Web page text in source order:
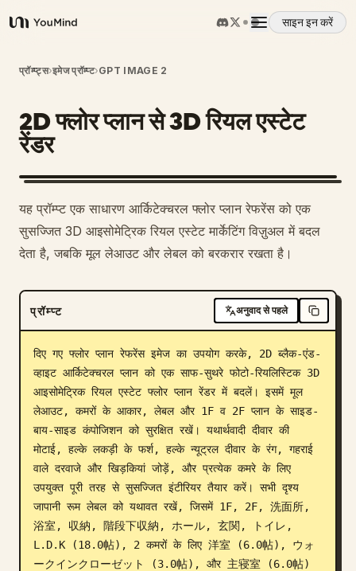
YouMind
साइन इन करें
अवलोकन
उपयोग के मामले
कौशल
प्रॉम्प्ट
डाउनलोड
ब्लॉग
अपडेट
प्रॉम्प्ट्स›इमेज प्रॉम्प्ट›GPT IMAGE 2
2D फ्लोर प्लान से 3D रियल एस्टेट
रेंडर
यह प्रॉम्प्ट एक साधारण आर्किटेक्चरल फ्लोर प्लान रेफरेंस को एक
सुसज्जित 3D आइसोमेट्रिक रियल एस्टेट मार्केटिंग विज़ुअल में बदल
देता है, जबकि मूल लेआउट और लेबल को बरकरार रखता है।
प्रॉम्प्ट अनुवाद से पहले
दिए गए फ्लोर प्लान रेफरेंस इमेज का उपयोग करके, 2D ब्लैक-एंड-
व्हाइट आर्किटेक्चरल प्लान को एक साफ-सुथरे फोटो-रियलिस्टिक 3D
आइसोमेट्रिक रियल एस्टेट फ्लोर प्लान रेंडर में बदलें। इसमें मूल
लेआउट, कमरों के आकार, लेबल और 1F व 2F प्लान के साइड-
बाय-साइड कंपोजिशन को सुरक्षित रखें। यथार्थवादी दीवार की
मोटाई, हल्के लकड़ी के फर्श, हल्के न्यूट्रल दीवार के रंग, गहराई
वाले दरवाजे और खिड़कियां जोड़ें, और प्रत्येक कमरे के लिए
उपयुक्त पूरी तरह से सुसज्जित इंटीरियर तैयार करें। सभी दृश्य
जापानी रूम लेबल को यथावत रखें, जिसमें 1F, 2F, 洗面所,
浴室, 収納, 階段下収納, ホール, 玄関, トイレ,
L.D.K (18.0帖), 2 कमरों के लिए 洋室 (6.0帖), ウォ
ークインクローゼット (3.0帖), और 主寝室 (6.0帖)